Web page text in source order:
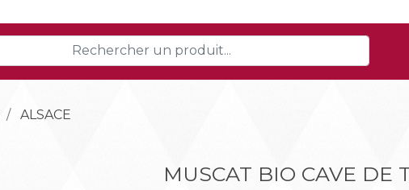
ALSACE
MUSCAT BIO CAVE DE